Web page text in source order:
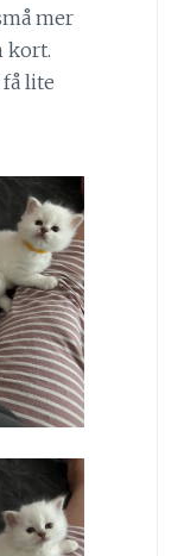
mer
kort.
lite